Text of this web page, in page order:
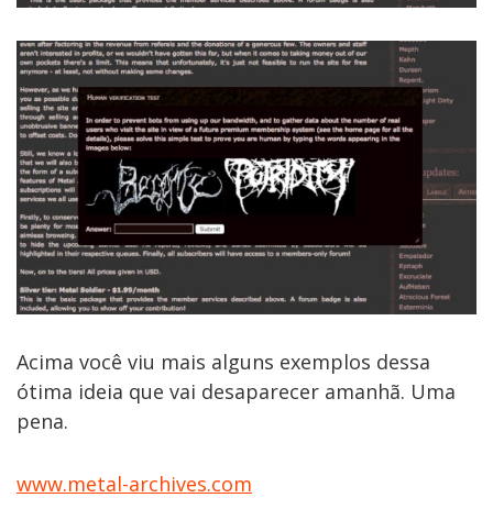
Acima você viu mais alguns exemplos dessa
ótima ideia que vai desaparecer amanhã. Uma
pena.
www.metal-archives.com